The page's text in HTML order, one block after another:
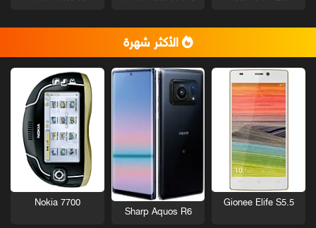
الأكثر شهرة
Gionee Elife S5.5
Sharp Aquos R6
Nokia 7700